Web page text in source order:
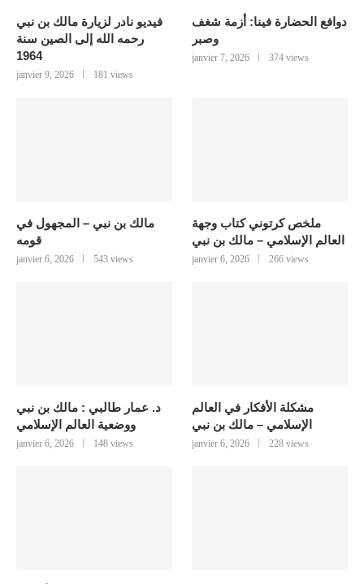
فيديو نادر لزيارة مالك بن نبي
رحمه الله إلى الصين سنة
1964
janvier 9, 2026 181 views
دوافع الحضارة فينا: أزمة شغف
وصبر
janvier 7, 2026 374 views
مالك بن نبي – المجهول في
قومه
janvier 6, 2026 543 views
ملخص كرتوني كتاب وجهة
العالم الإسلامي – مالك بن نبي
janvier 6, 2026 266 views
د. عمار طالبي : مالك بن نبي
ووضعية العالم الإسلامي
janvier 6, 2026 148 views
مشكلة الأفكار في العالم
الإسلامي – مالك بن نبي
janvier 6, 2026 228 views